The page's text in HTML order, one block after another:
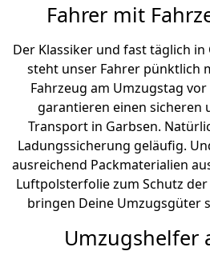
Fahrer mit
Der Klassiker und fast täglich
steht unser Fahrer pünktlich
Fahrzeug am Umzugstag
garantieren einen sicheren
Transport in Garbsen.
Ladungssicherung geläufig.
ausreichend Packmaterialien
Luftpolsterfolie zum Schutz
bringen Deine Umzugsgüter
Umzugshelfer